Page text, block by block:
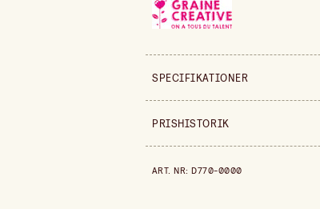
SPECIFIKATIONER
Säljs i
PRISHISTORIK
ART. NR:D770-0000